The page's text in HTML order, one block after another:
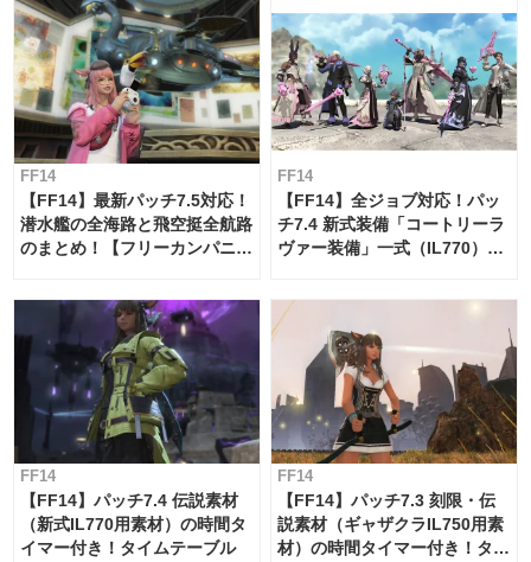
FF14
【FF14】最新パッチ7.5対応！
潜水艦の全海路と飛空挺全航路
のまとめ！【フリーカンパニ
FF14
【FF14】全ジョブ対応！パッ
チ7.4 新式装備「コートリーラ
ヴァー装備」一式（IL770）の
FF14
【FF14】パッチ7.4 伝説素材
（新式IL770用素材）の時間タ
イマー付き！タイムテーブル
FF14
【FF14】パッチ7.3 刻限・伝
説素材（ギャザクラIL750用素
材）の時間タイマー付き！タイ